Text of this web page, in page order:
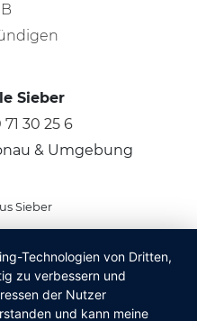
Sieber
71 30 25 6
& Umgebung
Sieber
Technologien von Dritten,
zu verbessern und
der Nutzer
und kann meine